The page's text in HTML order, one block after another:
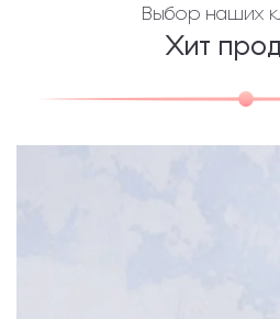
Выбор наших
Хит